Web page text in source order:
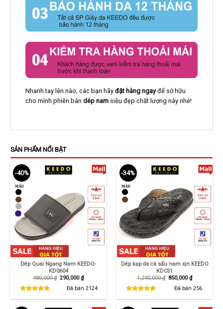
Nhanh tay lên nào, các bạn hãy đặt hàng ngayđể sở hữu
cho mình phiên bản dép nam siêu đẹp chất lượng này nhé!
SẢN PHẨM NỔI BẬT
-40%
Dép Quai Ngang Nam KEEDO-
KD0604
480,000₫ Giá
290,000₫Giá
hiện
tại
Đã bán2124
-34%
Dép kẹp da cá sấu nam xịn KEEDO
KDCS1
1,290,000₫ Giá
850,000₫Giá
hiện
tại
Đã bán256